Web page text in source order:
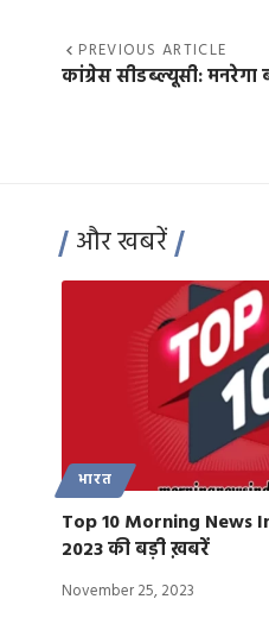
PREVIOUS ARTICLE
कांग्रेस सीडब्ल्यूसी:
और खबरें
भारत
Top 10 Morning News
2023 की बड़ी ख़बरें
November 25, 2023